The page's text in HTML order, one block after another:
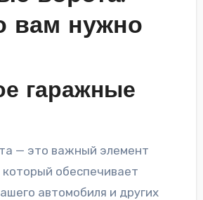
вам нужно
гаражные
обеспечивает
автомобиля и других